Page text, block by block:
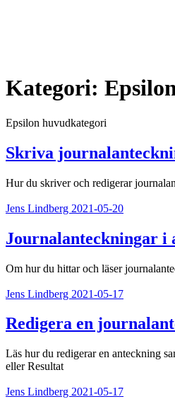
Kategori:
Epsilon huvudkategori
Skriva
Hur du skriver och redigerar
Jens Lindberg 2021-05-20
Journalanteckningar i
Om hur du hittar och läser
Jens Lindberg 2021-05-17
Redigera en
Läs hur du redigerar en anteckning
eller Resultat
Jens Lindberg 2021-05-17